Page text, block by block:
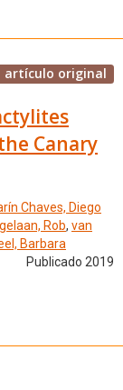
artículo original
Canary
Chaves, Diego
Rob, van
Barbara
Publicado 2019